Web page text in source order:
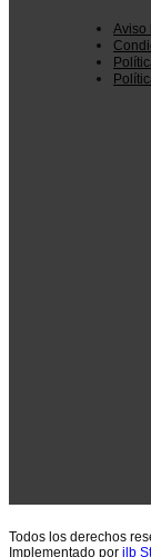
Aviso
Todos los derechos
Implementado por jlb